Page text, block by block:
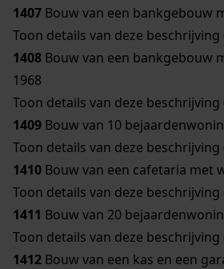
1407 Bouw van een bankgebouw
Toon details van deze beschrijving
1408 Bouw van een bankgebouw
1968
Toon details van deze beschrijving
1409 Bouw van 10
Toon details van deze beschrijving
1410 Bouw van een cafetaria met
Toon details van deze beschrijving
1411 Bouw van 20
Toon details van deze beschrijving
1412 Bouw van een kas en een